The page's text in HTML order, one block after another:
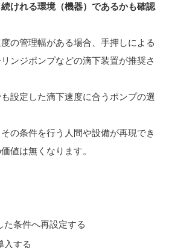
けれる環境（機器）であるかも確認
の管理幅がある場合、手押しによる
ンジポンプなどの滴下装置が推奨さ
設定した滴下速度に合うポンプの選
その条件を行う人間や設備が再現でき
値は無くなります。
た条件へ再設定する
入する